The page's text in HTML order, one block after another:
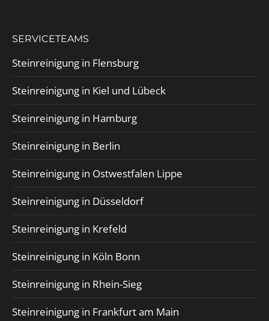
SERVICETEAMS
Steinreinigung in Flensburg
Steinreinigung in Kiel und Lübeck
Steinreinigung in Hamburg
Steinreinigung in Berlin
Steinreinigung in Ostwestfalen Lippe
Steinreinigung in Düsseldorf
Steinreinigung in Krefeld
Steinreinigung in Köln Bonn
Steinreinigung in Rhein-Sieg
Steinreinigung in Frankfurt am Main